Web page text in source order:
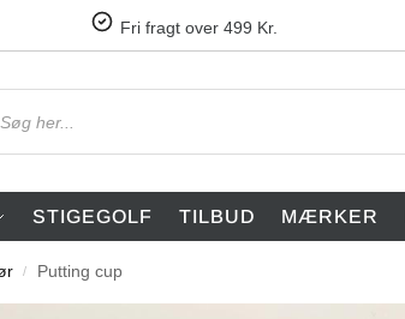
Fri fragt over 499 Kr.
STIGEGOLF TILBUD MÆRKER
/ Putting cup